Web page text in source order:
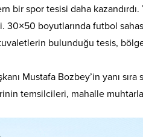
bir spor tesisi daha
boyutlarında futbol
bulunduğu tesis,
Mustafa Bozbey’in yanı
temsilcileri, mahalle